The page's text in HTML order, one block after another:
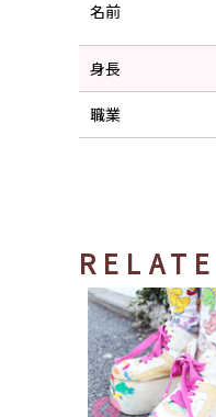
名前
身長
職業